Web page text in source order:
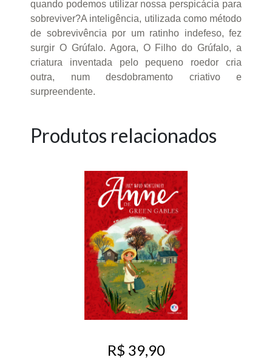
quando podemos utilizar nossa perspicácia para
sobreviver?A inteligência, utilizada como método
de sobrevivência por um ratinho indefeso, fez
surgir O Grúfalo. Agora, O Filho do Grúfalo, a
criatura inventada pelo pequeno roedor cria
outra, num desdobramento criativo e
surpreendente.
Produtos relacionados
R$ 39,90